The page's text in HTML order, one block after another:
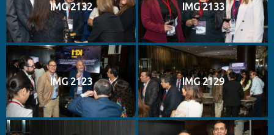
IMG 2132 IMG 2133
IMG 2123 IMG 2129